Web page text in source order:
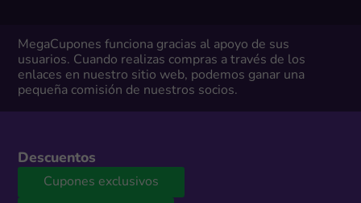
MegaCupones funciona gracias al apoyo de sus
usuarios. Cuando realizas compras a través de los
enlaces en nuestro sitio web, podemos ganar una
pequeña comisión de nuestros socios.
Descuentos
Cupones exclusivos